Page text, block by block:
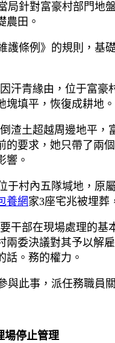
針對富豪村部門地
農田。
護條例》的規則，基
青緣由，位于富豪
塊填平，恢復成耕地。
土超越周邊地平，
的要求，她只帶了兩
響。
村內五隊堿地，原
養網家3座宅兆被埋葬
要干部在現場處理的基
兩委決議對其予以解
話。務的權力。
此事，派任務職員
場停止管理